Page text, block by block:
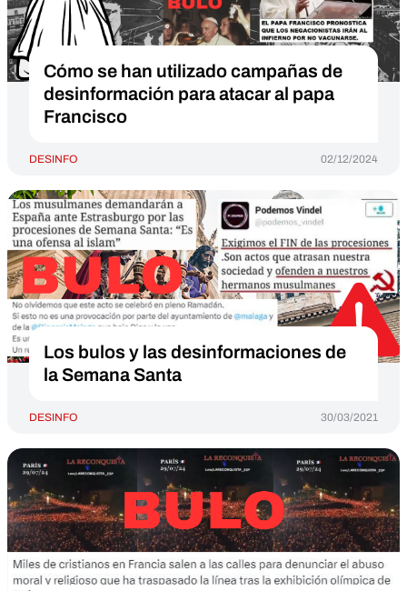
Cómo se han utilizado campañas de
desinformación para atacar al papa
Francisco
DESINFO 02/12/2024
Los bulos y las desinformaciones de
la Semana Santa
DESINFO 30/03/2021